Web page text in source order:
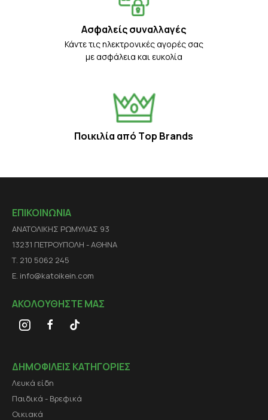
Ασφαλείς συναλλαγές
Κάντε τις ηλεκτρονικές αγορές σας
με ασφάλεια και ευκολία
Ποικιλία από Τop Βrands
ΕΠΙΚΟΙΝΩΝΙΑ
ΑΝΑΤΟΛΙΚΗΣ ΡΩΜΥΛΙΑΣ 93
13231 ΠΕΤΡΟΥΠΟΛΗ - ΑΘΗΝΑ
Τ. 210 5062 245
E. info@katoikein.com
ΑΚΟΛΟΥΘΗΣΤΕ ΜΑΣ
ΔΗΜΟΦΙΛΕΙΣ ΚΑΤΗΓΟΡΙΕΣ
Λευκά είδη
Παιδικά - Βρεφικά
Οικιακά